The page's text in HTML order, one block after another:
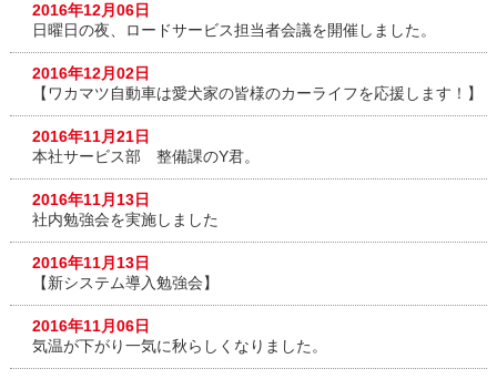
2016年12月06日
日曜日の夜、ロードサービス担当者会議を開催しました。
2016年12月02日
【ワカマツ自動車は愛犬家の皆様のカーライフを応援します！】
2016年11月21日
本社サービス部 整備課のY君。
2016年11月13日
社内勉強会を実施しました
2016年11月13日
【新システム導入勉強会】
2016年11月06日
気温が下がり一気に秋らしくなりました。